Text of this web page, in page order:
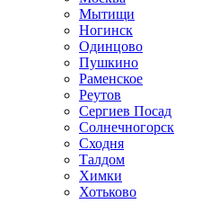
Мытищи
Ногинск
Одинцово
Пушкино
Раменское
Реутов
Сергиев Посад
Солнечногорск
Сходня
Талдом
Химки
Хотьково